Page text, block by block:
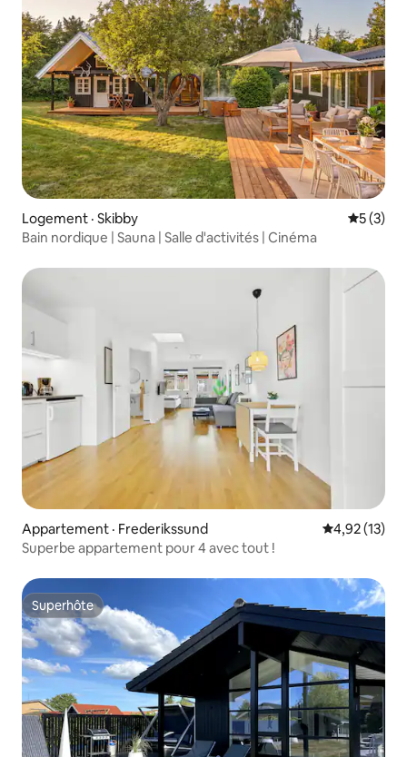
Logement · Skibby Note
5 (3)
Bain nordique | Sauna | Salle d'activités | Cinéma
Appartement · Frederikssund Note
4,92 (13)
Superbe appartement pour 4 avec tout !
Superhôte
Superhôte